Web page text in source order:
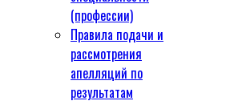
(профессии)
Правила подачи и
рассмотрения
апелляций по
результатам